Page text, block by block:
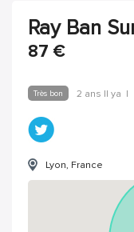
Ray Ban
87 €
Très bon 2 ans Il ya |
Lyon, France